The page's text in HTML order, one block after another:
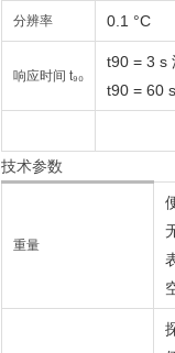
分辨率 0.1 °C
响应时间 t₉₀
t90 = 3 s
t90 = 60
技术参数
重量